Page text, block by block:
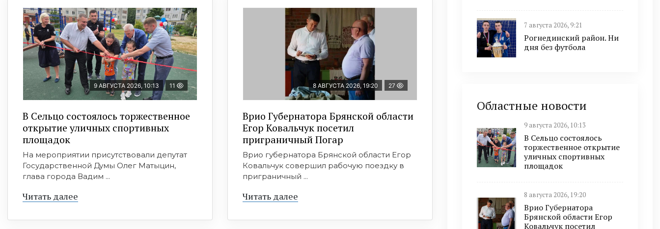
9 АВГУСТА 2026, 10:13 11
В Сельцо состоялось торжественное
открытие уличных спортивных
площадок
На мероприятии присутствовали депутат
Государственной Думы Олег Матыцин,
глава города Вадим ...
Читать далее
8 АВГУСТА 2026, 19:20 27
Врио Губернатора Брянской области
Егор Ковальчук посетил
приграничный Погар
Врио губернатора Брянской области Егор
Ковальчук совершил рабочую поездку в
приграничный ...
Читать далее
7 августа 2026, 9:21
Рогнединский район. Ни
дня без футбола
Областные новости
9 августа 2026, 10:13
В Сельцо состоялось
торжественное открытие
уличных спортивных
площадок
8 августа 2026, 19:20
Врио Губернатора
Брянской области Егор
Ковальчук посетил